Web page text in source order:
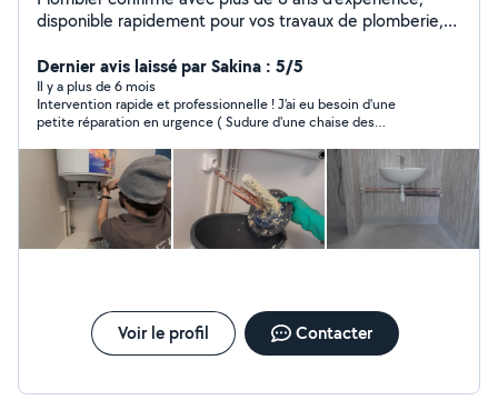
disponible rapidement pour vos travaux de plomberie,
disponible pour vos déménagements et livraison de
colis.
Dernier avis laissé par Sakina : 5/5
Il y a plus de 6 mois
Intervention rapide et professionnelle ! J'ai eu besoin d'une
petite réparation en urgence ( Sudure d'une chaise des
rapidement. Travail soigné, efficace, et avec le sourire. Je
recommande .
Voir le profil Contacter